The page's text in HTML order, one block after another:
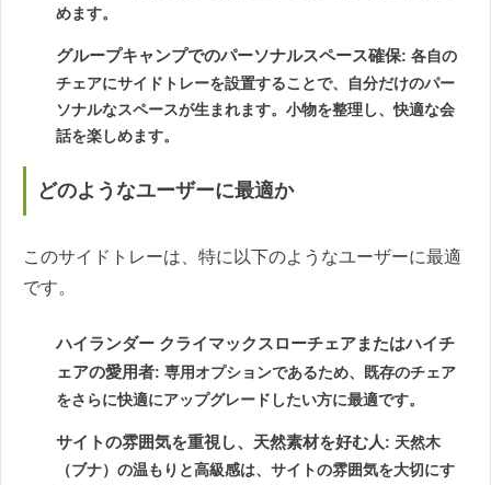
めます。
グループキャンプでのパーソナルスペース確保: 各自の
チェアにサイドトレーを設置することで、自分だけのパー
ソナルなスペースが生まれます。小物を整理し、快適な会
話を楽しめます。
どのようなユーザーに最適か
このサイドトレーは、特に以下のようなユーザーに最適
です。
ハイランダー クライマックスローチェアまたはハイチ
ェアの愛用者: 専用オプションであるため、既存のチェア
をさらに快適にアップグレードしたい方に最適です。
サイトの雰囲気を重視し、天然素材を好む人: 天然木
（ブナ）の温もりと高級感は、サイトの雰囲気を大切にす